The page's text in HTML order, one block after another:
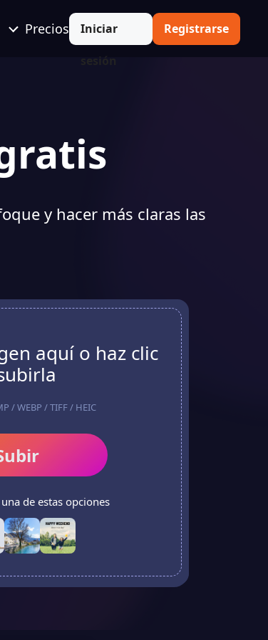
Precios Iniciar
sesión
Registrarse
y hacer más claras las
aquí o haz clic
/ WEBP / TIFF / HEIC
de estas opciones